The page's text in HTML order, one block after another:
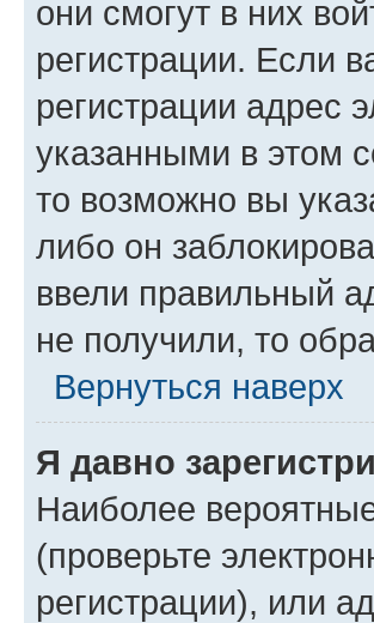
они смогут в них
регистрации. Если
регистрации адрес
указанными в этом
то возможно вы
либо он
ввели правильный
не получили, то
Вернуться наверх
Я давно
Наиболее
(проверьте
регистрации), или